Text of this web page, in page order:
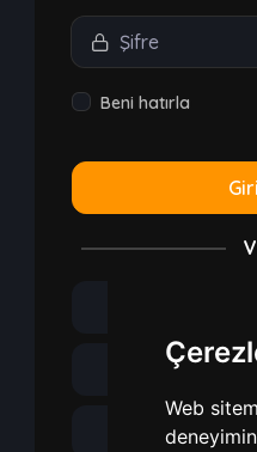
Web
Beni hatırla